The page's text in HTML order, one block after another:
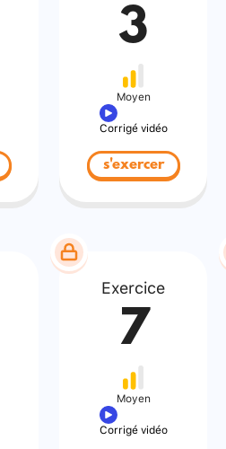
3
Moyen
Corrigé vidéo
s'exercer
Exercice
7
Moyen
Corrigé vidéo